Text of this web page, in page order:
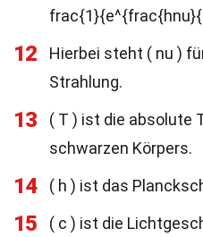
12
Hierbei steht ( nu )
Strahlung.
13
( T ) ist die absolute
schwarzen Körpers.
14 ( h ) ist das
15 ( c ) ist die